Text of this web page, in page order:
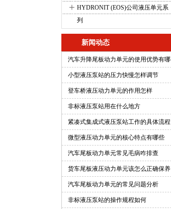
+ HYDRONIT (EOS)公司液压单元系
列
新闻动态
汽车升降尾板动力单元的使用优势有哪
小型液压泵站的压力快慢怎样调节
登车桥液压动力单元的作用怎样
非标液压泵站用在什么地方
紧凑式集成式液压泵站工作的具体流程
微型液压动力单元的核心特点有哪些
汽车尾板动力单元常见毛病咋排查
货车尾板液压动力单元该怎么正确保养
汽车尾板动力单元的常见问题分析
非标液压泵站的操作规程如何